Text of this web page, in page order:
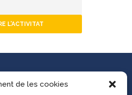
de les cookies
L’ACTIVITAT